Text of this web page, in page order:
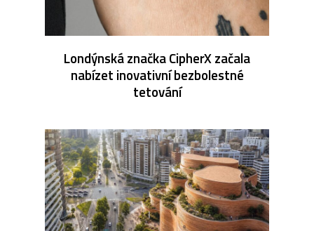
Londýnská značka CipherX začala
nabízet inovativní bezbolestné
tetování